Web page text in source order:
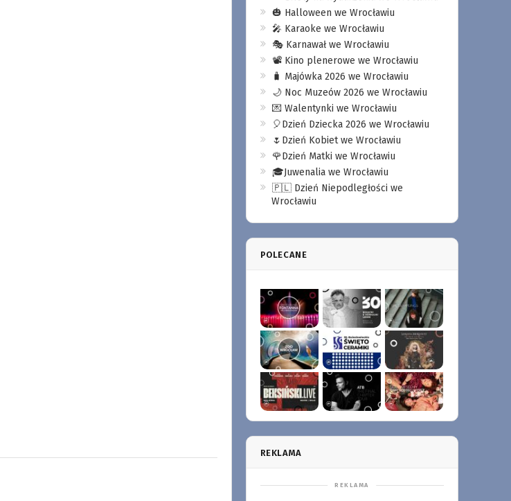
🎃 Halloween we Wrocławiu
🎤 Karaoke we Wrocławiu
🎭 Karnawał we Wrocławiu
📽️ Kino plenerowe we Wrocławiu
🧳 Majówka 2026 we Wrocławiu
🌙 Noc Muzeów 2026 we Wrocławiu
💌 Walentynki we Wrocławiu
🎈Dzień Dziecka 2026 we Wrocławiu
🌷Dzień Kobiet we Wrocławiu
🌹Dzień Matki we Wrocławiu
🎓Juwenalia we Wrocławiu
🇵🇱 Dzień Niepodległości we
Wrocławiu
POLECANE
REKLAMA